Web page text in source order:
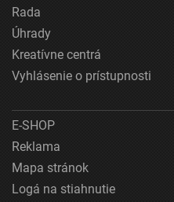
Rada
Úhrady
Kreatívne centrá
Vyhlásenie o prístupnosti
E-SHOP
Reklama
Mapa stránok
Logá na stiahnutie